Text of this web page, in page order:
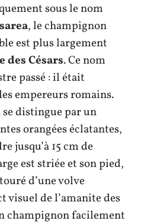
sous le nom
, le champignon
est plus largement
des Césars. Ce nom
passé : il était
empereurs romains.
distingue par un
orangées éclatantes,
jusqu’à 15 cm de
est striée et son pied,
d’une volve
visuel de l’amanite des
champignon facilement